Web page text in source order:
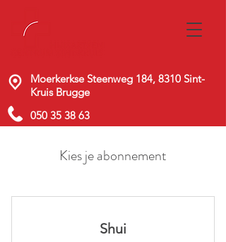
050 35 38 63
Moerkerkse Steenweg 184, 8310 Sint-
Kruis Brugge
Kies je abonnement
Shui